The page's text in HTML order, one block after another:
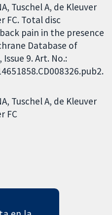
Tuschel A, de Kleuver
FC. Total disc
pain in the presence
Database of
9. Art. No.:
Tuschel A de Kleuver
FC